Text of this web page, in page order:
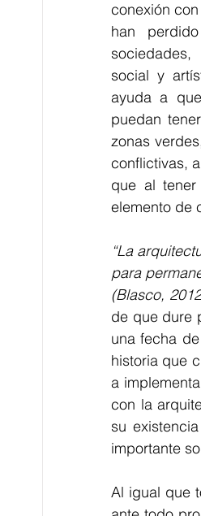
conexión
han
social y
ayuda a
puedan
zonas
conflictivas,
que al
elemento de
“La
para
(Blasco,
de que dure
una fecha
historia que
a
con la
su
importante
Al igual que